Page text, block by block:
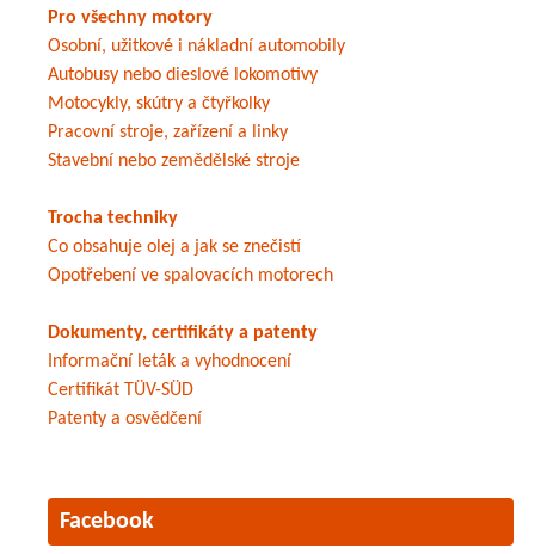
Pro všechny motory
Osobní, užitkové i nákladní automobily
Autobusy nebo dieslové lokomotivy
Motocykly, skútry a čtyřkolky
Pracovní stroje, zařízení a linky
Stavební nebo zemědělské stroje
Trocha techniky
Co obsahuje olej a jak se znečistí
Opotřebení ve spalovacích motorech
Dokumenty, certifikáty a patenty
Informační leták a vyhodnocení
Certifikát TÜV-SÜD
Patenty a osvědčení
Facebook